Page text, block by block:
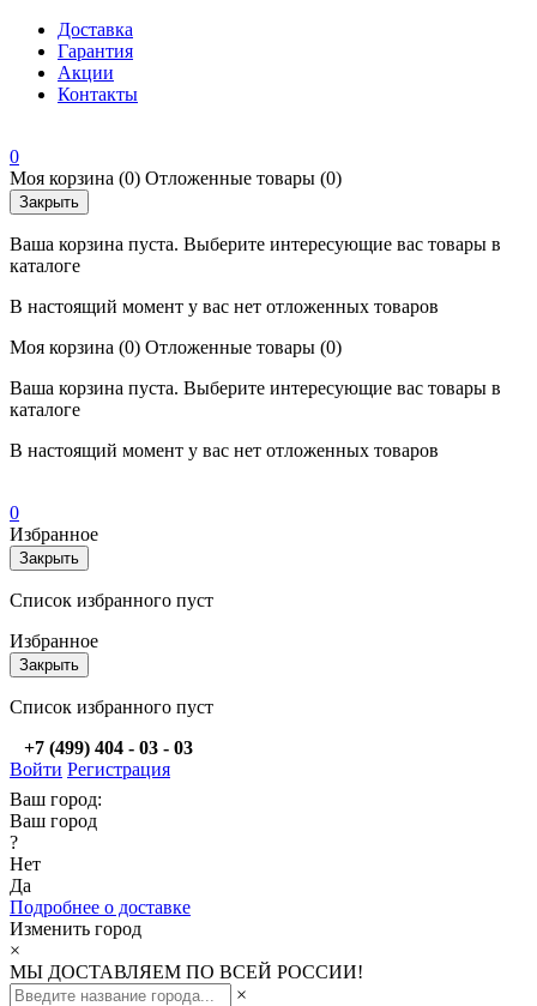
Доставка
Гарантия
Акции
Контакты
0
Моя корзина (0) Отложенные товары (0)
Закрыть
Ваша корзина пуста. Выберите интересующие вас товары в
каталоге
В настоящий момент у вас нет отложенных товаров
Моя корзина (0) Отложенные товары (0)
Ваша корзина пуста. Выберите интересующие вас товары в
каталоге
В настоящий момент у вас нет отложенных товаров
0
Избранное
Закрыть
Список избранного пуст
Избранное
Закрыть
Список избранного пуст
+7 (499) 404 - 03 - 03
Войти Регистрация
Ваш город:
Ваш город
?
Нет
Да
Подробнее о доставке
Изменить город
×
МЫ ДОСТАВЛЯЕМ ПО ВСЕЙ РОССИИ!
×